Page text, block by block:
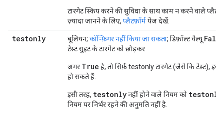
टारगेट स्किप करने की सुविधा के साथ काम न करने वाले
ज़्यादा जानने के लिए, प्लैटफ़ॉर्मपेज देखें.
testonly बूलियन; कॉन्फ़िगर नहीं किया जा सकता; डिफ़ॉल्ट वैल्यू False
टेस्ट सुइट के टारगेट को छोड़कर
अगर True है, तो सिर्फ़ testonly टारगेट (जैसे कि टेस्ट), इस
हो सकते हैं.
इसी तरह, testonlyनहीं होने वाले नियम को testonly
नियम पर निर्भर रहने की अनुमति नहीं है.